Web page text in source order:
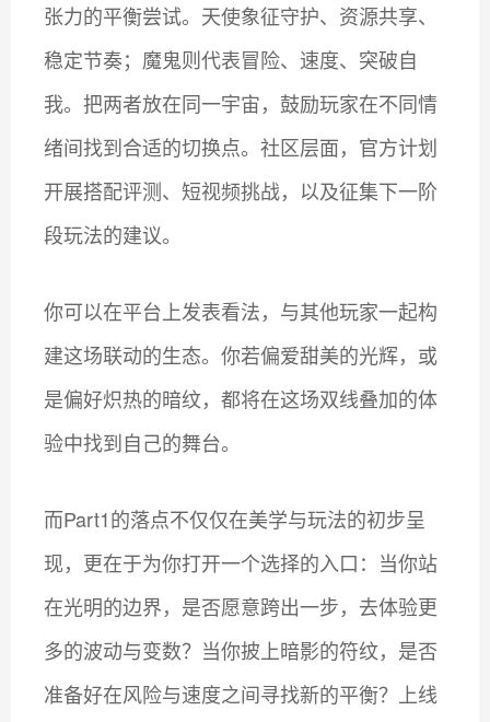
张力的平衡尝试。天使象征守护、资源共享、
稳定节奏；魔鬼则代表冒险、速度、突破自
我。把两者放在同一宇宙，鼓励玩家在不同情
绪间找到合适的切换点。社区层面，官方计划
开展搭配评测、短视频挑战，以及征集下一阶
段玩法的建议。
你可以在平台上发表看法，与其他玩家一起构
建这场联动的生态。你若偏爱甜美的光辉，或
是偏好炽热的暗纹，都将在这场双线叠加的体
验中找到自己的舞台。
而Part1的落点不仅仅在美学与玩法的初步呈
现，更在于为你打开一个选择的入口：当你站
在光明的边界，是否愿意跨出一步，去体验更
多的波动与变数？当你披上暗影的符纹，是否
准备好在风险与速度之间寻找新的平衡？上线